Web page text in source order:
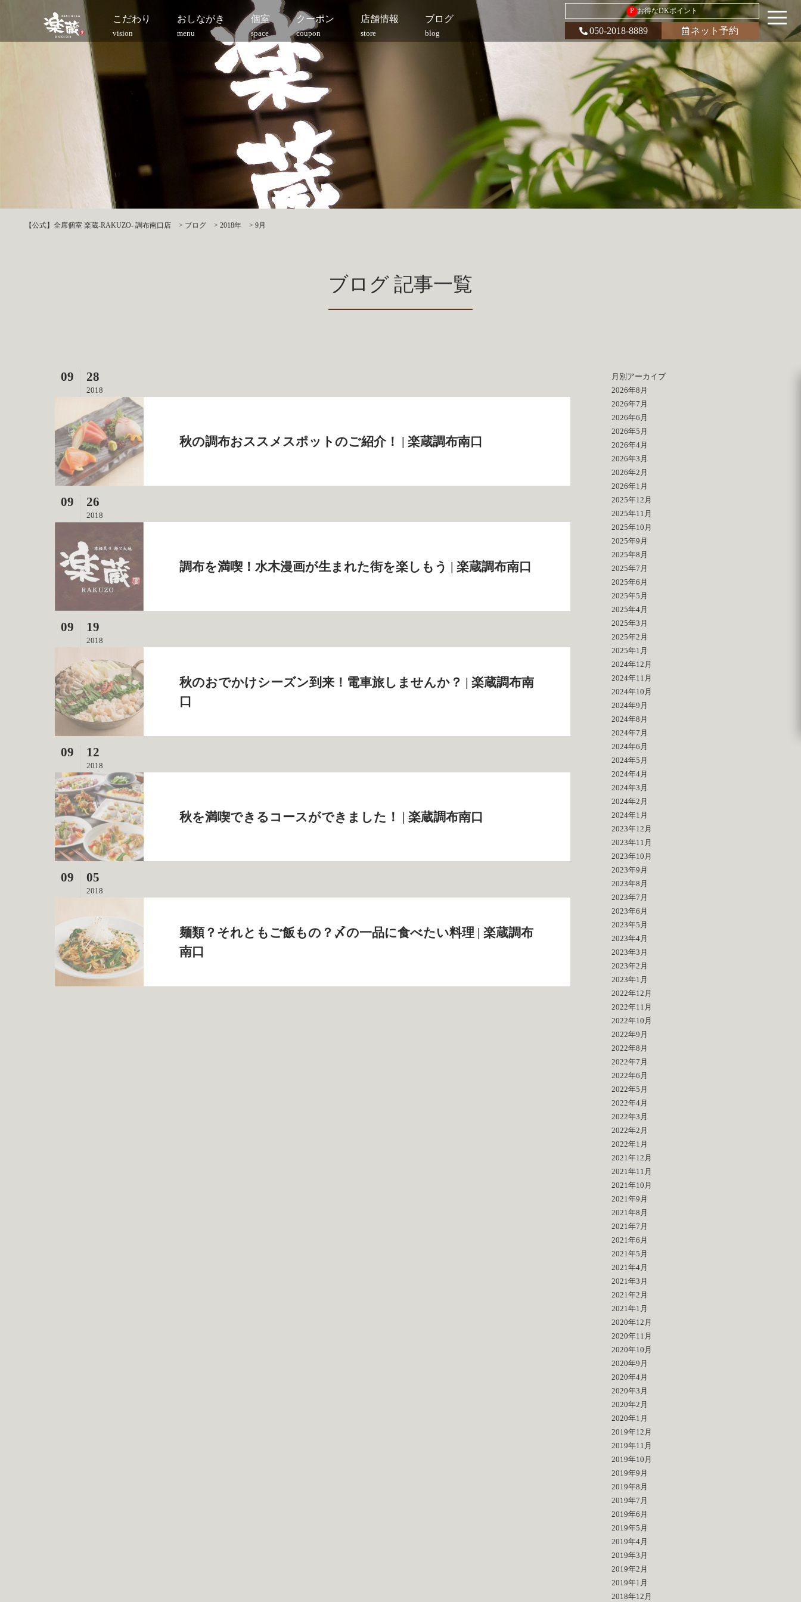
こだわり
vision
おしながき
menu
個室
space
クーポン
coupon
店舗情報
store
ブログ
blog
P お得なDKポイント
050-2018-8889 ネット予約
【公式】全席個室 楽蔵‐RAKUZO‐ 調布南口店 > ブログ > 2018年 > 9月
ブログ 記事一覧
09 28
2018
秋の調布おススメスポットのご紹介！ | 楽蔵調布南口
09 26
2018
調布を満喫！水木漫画が生まれた街を楽しもう | 楽蔵調布南口
09 19
2018
秋のおでかけシーズン到来！電車旅しませんか？ | 楽蔵調布南
口
09 12
2018
秋を満喫できるコースができました！ | 楽蔵調布南口
09 05
2018
麺類？それともご飯もの？〆の一品に食べたい料理 | 楽蔵調布
南口
月別アーカイブ
2026年8月
2026年7月
2026年6月
2026年5月
2026年4月
2026年3月
2026年2月
2026年1月
2025年12月
2025年11月
2025年10月
2025年9月
2025年8月
2025年7月
2025年6月
2025年5月
2025年4月
2025年3月
2025年2月
2025年1月
2024年12月
2024年11月
2024年10月
2024年9月
2024年8月
2024年7月
2024年6月
2024年5月
2024年4月
2024年3月
2024年2月
2024年1月
2023年12月
2023年11月
2023年10月
2023年9月
2023年8月
2023年7月
2023年6月
2023年5月
2023年4月
2023年3月
2023年2月
2023年1月
2022年12月
2022年11月
2022年10月
2022年9月
2022年8月
2022年7月
2022年6月
2022年5月
2022年4月
2022年3月
2022年2月
2022年1月
2021年12月
2021年11月
2021年10月
2021年9月
2021年8月
2021年7月
2021年6月
2021年5月
2021年4月
2021年3月
2021年2月
2021年1月
2020年12月
2020年11月
2020年10月
2020年9月
2020年4月
2020年3月
2020年2月
2020年1月
2019年12月
2019年11月
2019年10月
2019年9月
2019年8月
2019年7月
2019年6月
2019年5月
2019年4月
2019年3月
2019年2月
2019年1月
2018年12月